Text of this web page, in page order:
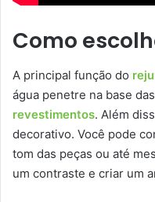
Como
A principal função do
água penetre na base
revestimentos. Além
decorativo. Você pode
tom das peças ou até
um contraste e criar um